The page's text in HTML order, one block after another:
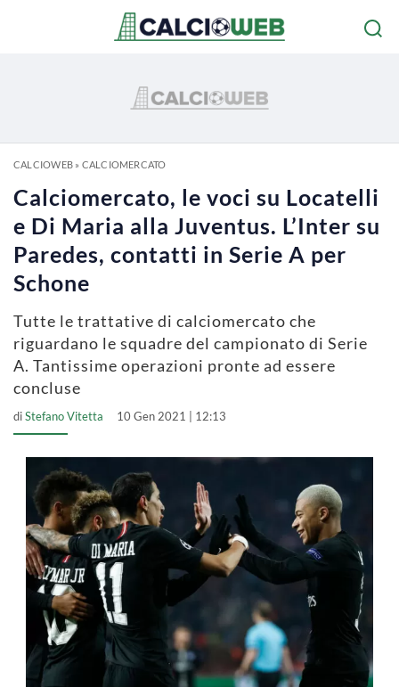
CALCIOWEB» CALCIOMERCATO
Calciomercato, le voci su Locatelli
e Di Maria alla Juventus. L’Inter su
Paredes, contatti in Serie A per
Schone
Tutte le trattative di calciomercato che
riguardano le squadre del campionato di Serie
A. Tantissime operazioni pronte ad essere
concluse
diStefano Vitetta 10 Gen 2021 | 12:13